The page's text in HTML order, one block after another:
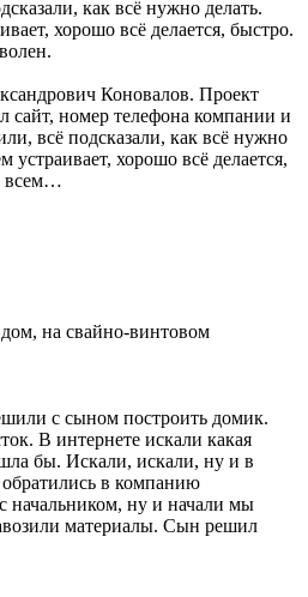
как всё нужно делать.
хорошо всё делается, быстро.
Коновалов. Проект
сайт, номер телефона компании и
всё подсказали, как всё нужно
устраивает, хорошо всё делается,
всем…
на свайно-винтовом
с сыном построить домик.
В интернете искали какая
бы. Искали, искали, ну и в
в компанию
начальником, ну и начали мы
материалы. Сын решил